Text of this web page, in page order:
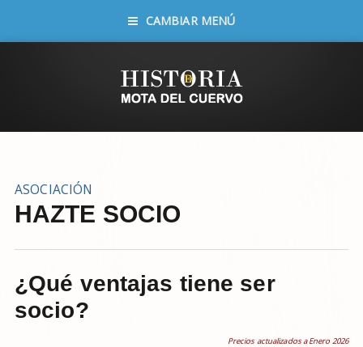
CAMBIAR MENÚ
ASOCIACIÓN
HAZTE SOCIO
¿Qué ventajas tiene ser
socio?
Precios actualizados a Enero 2026